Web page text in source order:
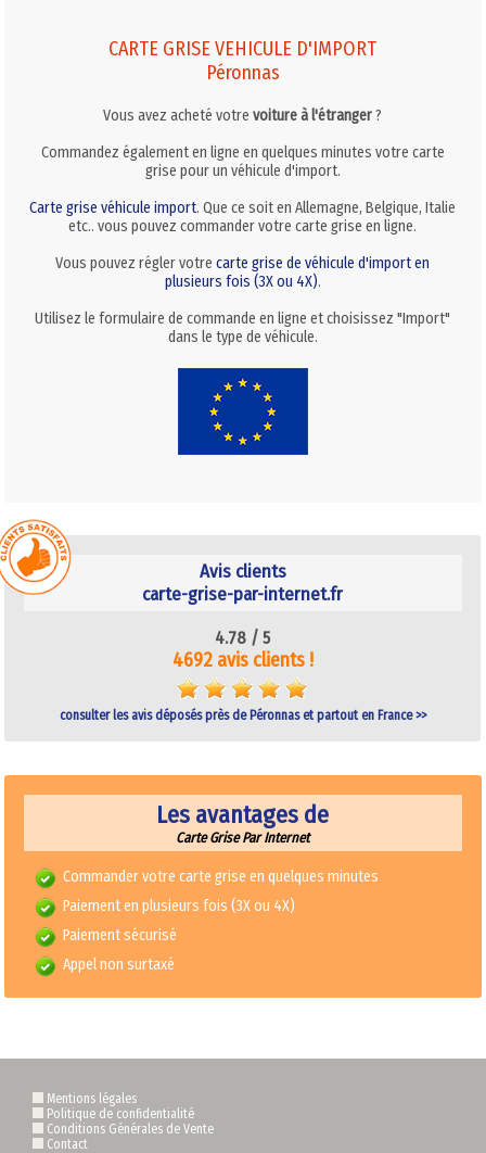
CARTE GRISE VEHICULE D'IMPORT
Péronnas
Vous avez acheté votrevoiture à l'étranger?
Commandez également en ligne en quelques minutes votre carte
grise pour un véhicule d'import.
Carte grise véhicule import. Que ce soit en Allemagne, Belgique, Italie
etc.. vous pouvez commander votre carte grise en ligne.
Vous pouvez régler votrecarte grise de véhicule d'import en
plusieurs fois (3X ou 4X).
Utilisez le formulaire de commande en ligne et choisissez "Import"
dans le type de véhicule.
Avis clients
carte-grise-par-internet.fr
4.78 /5
4692 avis clients !
consulter les avis déposés près de Péronnas et partout en France >>
Les avantages de
Carte Grise Par Internet
Commander votre carte grise en quelques minutes
Paiement en plusieurs fois (3X ou 4X)
Paiement sécurisé
Appel non surtaxé
Mentions légales
Politique de confidentialité
Conditions Générales de Vente
Contact